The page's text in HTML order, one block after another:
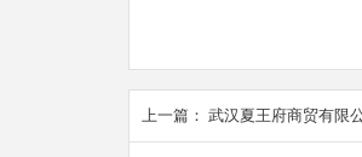
上一篇： 武汉夏王府商贸有限